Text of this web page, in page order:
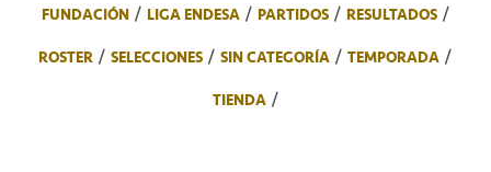
FUNDACIÓN
LIGA ENDESA PARTIDOS
RESULTADOS
ROSTER
SELECCIONES SIN CATEGORÍA
TEMPORADA
TIENDA